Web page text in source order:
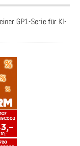
GP1-Serie für KI-